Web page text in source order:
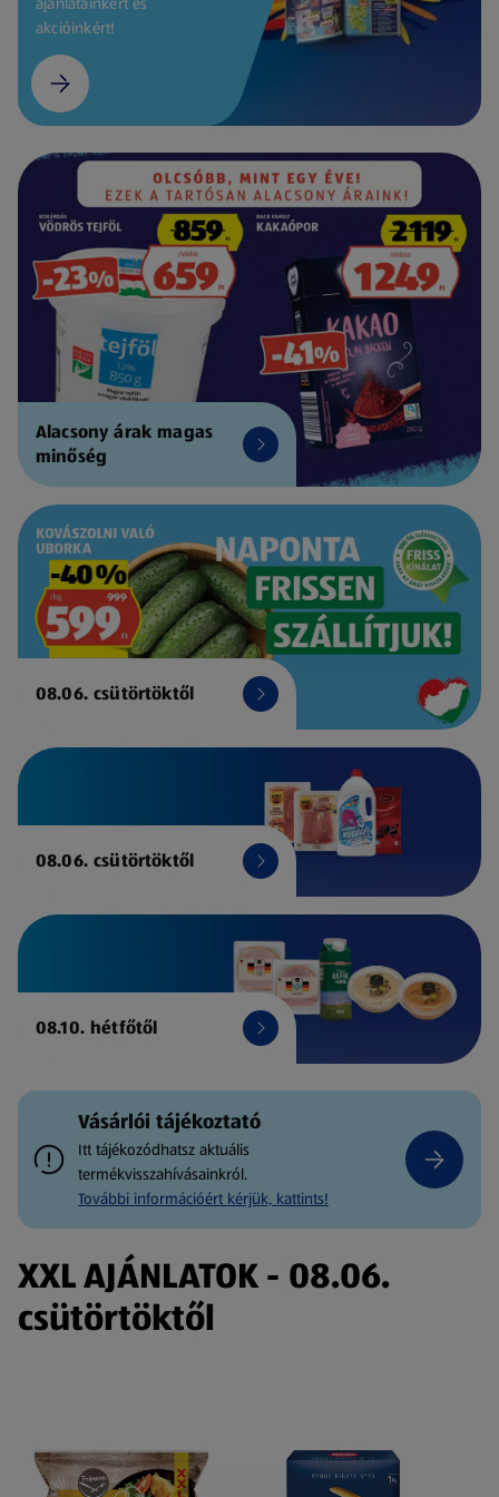
akcióinkért!
Alacsony árak magas
minőség
08.06. csütörtöktől
08.06. csütörtöktől
08.10. hétfőtől
Vásárlói tájékoztató
Itt tájékozódhatsz aktuális
termékvisszahívásainkról.
További információért kérjük, kattints!
XXL AJÁNLATOK - 08.06.
csütörtöktől